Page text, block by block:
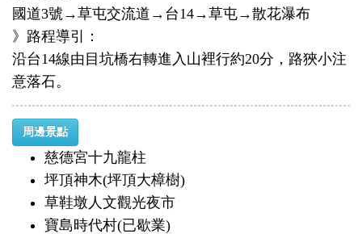
國道3號→草屯交流道→台14→草屯→散花瀑布
》路程導引：
沿台14線由目坑橋右轉進入山裡行約20分，路狹小注
意落石。
周邊景點
慈德宮十九龍柱
坪頂神木(坪頂大樟樹)
草鞋墩人文觀光夜市
寶島時代村(已歇業)